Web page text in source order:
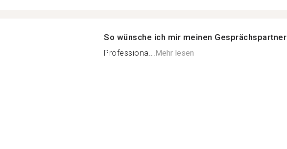
So wünsche ich mir meinen Gesprächspartner
Professiona...Mehr lesen